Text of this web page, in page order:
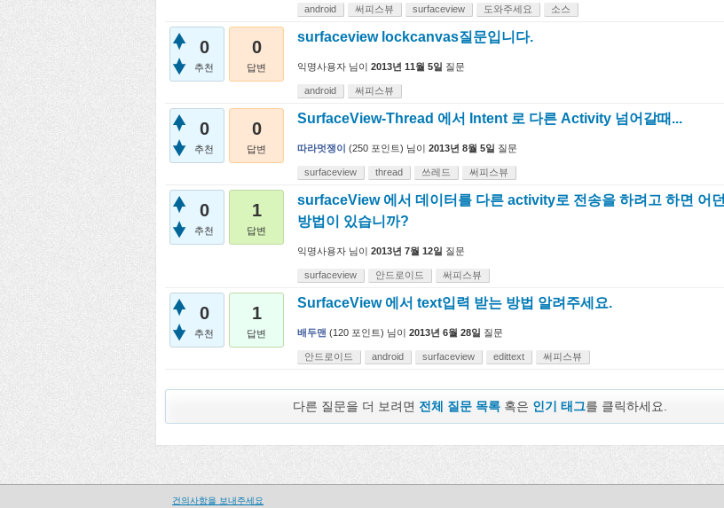
android 써피스뷰 surfaceview 도와주세요 소스
0
추천
0
답변
surfaceview lockcanvas질문입니다.
익명사용자 님이 2013년 11월 5일 질문
android 써피스뷰
0
추천
0
답변
SurfaceView-Thread 에서 Intent 로 다른 Activity 넘어갈때...
따라멋쟁이 (250 포인트) 님이 2013년 8월 5일 질문
surfaceview thread 쓰레드 써피스뷰
0
추천
1
답변
surfaceView 에서 데이터를 다른 activity로 전송을 하려고 하면 어던
방법이 있습니까?
익명사용자 님이 2013년 7월 12일 질문
surfaceview 안드로이드 써피스뷰
0
추천
1
답변
SurfaceView 에서 text입력 받는 방법 알려주세요.
배두맨 (120 포인트) 님이 2013년 6월 28일 질문
안드로이드 android surfaceview edittext 써피스뷰
다른 질문을 더 보려면 전체 질문 목록 혹은 인기 태그를 클릭하세요.
건의사항을 보내주세요